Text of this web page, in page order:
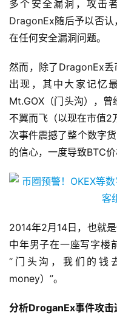
多个安全漏洞，攻击
DragonEx随后予以否
在任何安全漏洞问题。
然而，除了DragonEx
出现，其中大家记忆
Mt.GOX（门头沟），
不翼而飞（以现在市值
次事件震撼了整个数字
的信心，一度导致BTC
2014年2月14日，也就
中年男子在一座写字楼
“门头沟，我们的钱
money）”。
分析DroganEx事件攻击